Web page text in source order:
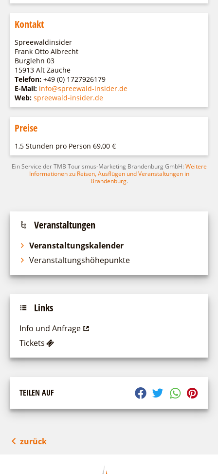
Kontakt
Spreewaldinsider
Frank Otto Albrecht
Burglehn 03
15913 Alt Zauche
Telefon: +49 (0) 1727926179
E-Mail: info@spreewald-insider.de
Web: spreewald-insider.de
Preise
1,5 Stunden pro Person 69,00 €
Ein Service der TMB Tourismus-Marketing Brandenburg GmbH:Weitere
Informationen zu Reisen, Ausflügen und Veranstaltungen in
Brandenburg.
Veranstaltungen
Veranstaltungskalender
Veranstaltungshöhepunkte
Links
Info und Anfrage
Tickets
TEILEN AUF
zurück